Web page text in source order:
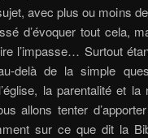
avec plus ou moins
d’évoquer tout cela,
l’impasse… Surtout
delà de la simple
la parentalité et
allons tenter
sur ce que dit la